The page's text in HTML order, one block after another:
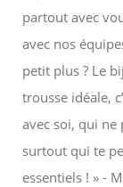
partout avec
avec nos
petit plus ? Le
trousse idéale,
avec soi, qui ne
surtout qui te
essentiels ! » -